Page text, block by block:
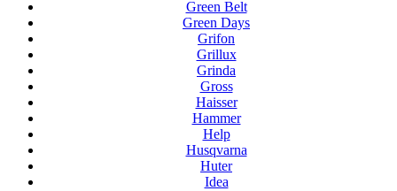
Green Belt
Green Days
Grifon
Grillux
Grinda
Gross
Haisser
Hammer
Help
Husqvarna
Huter
Idea